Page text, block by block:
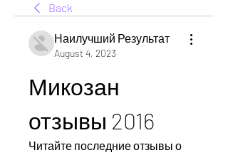
Back
Наилучший Результат
August 4, 2023
Микозан
отзывы 2016
Читайте последние отзывы о